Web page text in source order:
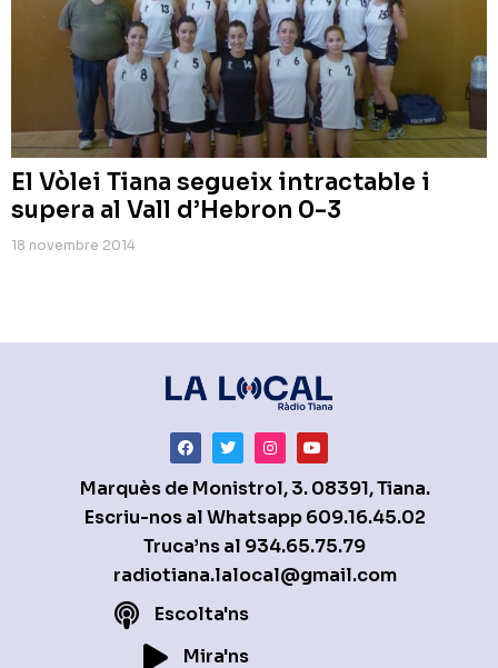
El Vòlei Tiana segueix intractable i
supera al Vall d’Hebron 0-3
18 novembre 2014
Marquès de Monistrol, 3. 08391, Tiana.
Escriu-nos al Whatsapp609.16.45.02
Truca’ns al 934.65.75.79
radiotiana.lalocal@gmail.com
Escolta'ns
Mira'ns